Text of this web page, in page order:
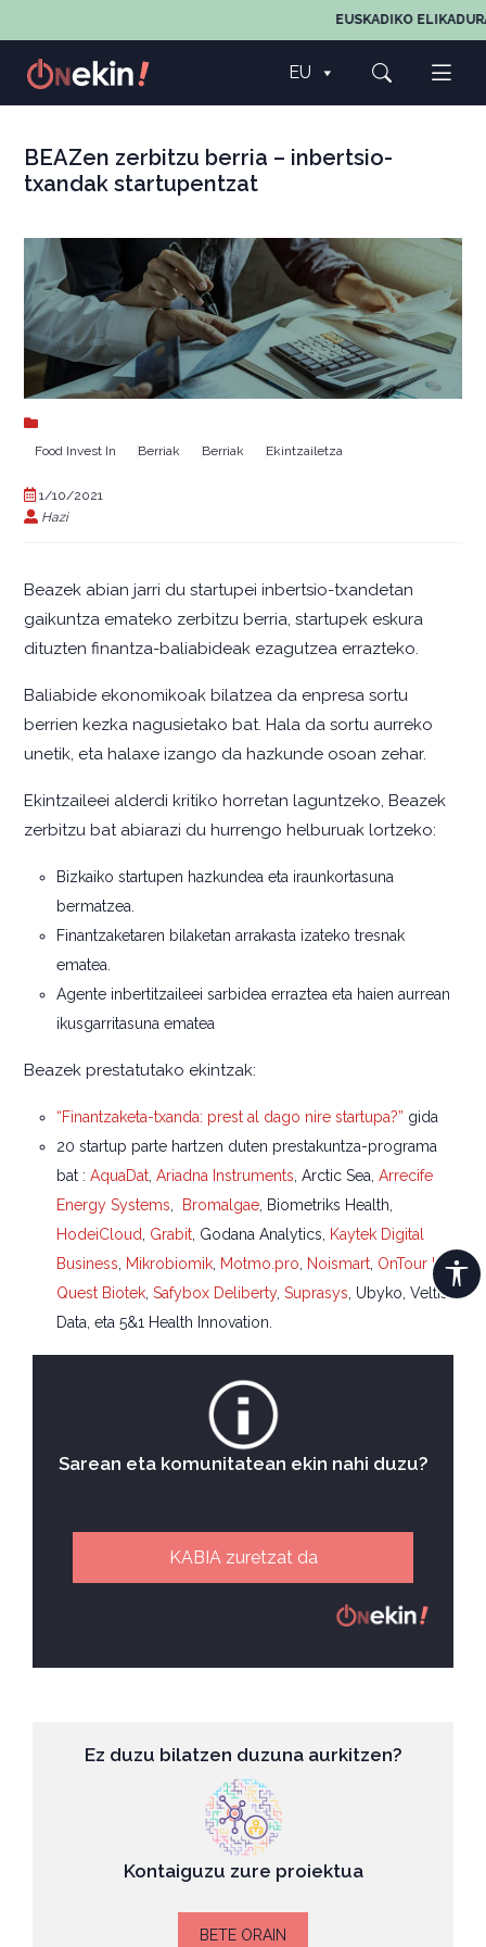
EUSKADIKO
EU
BEAZen zerbitzu berria – inbertsio-
txandak startupentzat
Food Invest In Berriak Berriak Ekintzailetza
1/10/2021
Hazi
Beazek abian jarri du startupei inbertsio-txandetan
gaikuntza emateko zerbitzu berria, startupek eskura
dituzten finantza-baliabideak ezagutzea errazteko.
Baliabide ekonomikoak bilatzea da enpresa sortu
berrien kezka nagusietako bat. Hala da sortu aurreko
unetik, eta halaxe izango da hazkunde osoan zehar.
Ekintzaileei alderdi kritiko horretan laguntzeko, Beazek
zerbitzu bat abiarazi du hurrengo helburuak lortzeko:
Bizkaiko startupen hazkundea eta iraunkortasuna
bermatzea.
Finantzaketaren bilaketan arrakasta izateko tresnak
ematea.
Agente inbertitzaileei sarbidea erraztea eta haien aurrean
ikusgarritasuna ematea
Beazek prestatutako ekintzak:
“Finantzaketa-txanda: prest al dago nire startupa?” gida
20 startup parte hartzen duten prestakuntza-programa
bat : AquaDat, Ariadna Instruments, Arctic Sea, Arrecife
Energy Systems, Bromalgae, Biometriks Health,
HodeiCloud, Grabit, Godana Analytics, Kaytek Digital
Business, Mikrobiomik, Motmo.pro, Noismart, OnTour Up,
Quest Biotek, Safybox Deliberty, Suprasys, Ubyko, Veltis
Data, eta 5&1 Health Innovation.
Sarean eta komunitatean ekin nahi duzu?
KABIA zuretzat da
Ez duzu bilatzen duzuna aurkitzen?
Kontaiguzu zure proiektua
BETE ORAIN